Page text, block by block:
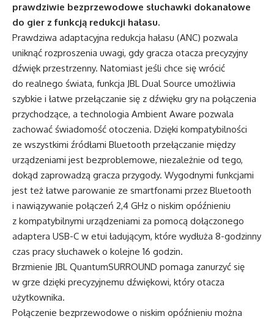
prawdziwie bezprzewodowe słuchawki dokanałowe
do gier z funkcją redukcji hałasu.
Prawdziwa adaptacyjna redukcja hałasu (ANC) pozwala
uniknąć rozproszenia uwagi, gdy gracza otacza precyzyjny
dźwięk przestrzenny. Natomiast jeśli chce się wrócić
do realnego świata, funkcja JBL Dual Source umożliwia
szybkie i łatwe przełączanie się z dźwięku gry na połączenia
przychodzące, a technologia Ambient Aware pozwala
zachować świadomość otoczenia. Dzięki kompatybilności
ze wszystkimi źródłami Bluetooth przełączanie między
urządzeniami jest bezproblemowe, niezależnie od tego,
dokąd zaprowadzą gracza przygody. Wygodnymi funkcjami
jest też łatwe parowanie ze smartfonami przez Bluetooth
i nawiązywanie połączeń 2,4 GHz o niskim opóźnieniu
z kompatybilnymi urządzeniami za pomocą dołączonego
adaptera USB-C w etui ładującym, które wydłuża 8-godzinny
czas pracy słuchawek o kolejne 16 godzin.
Brzmienie JBL QuantumSURROUND pomaga zanurzyć się
w grze dzięki precyzyjnemu dźwiękowi, który otacza
użytkownika.
Połączenie bezprzewodowe o niskim opóźnieniu można